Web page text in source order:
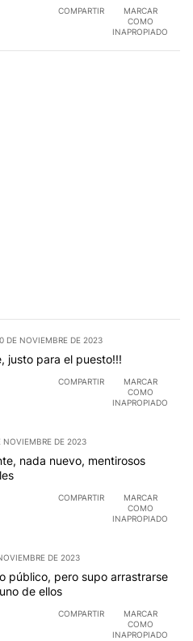
COMPARTIR
MARCAR
COMO
INAPROPIADO
DE NOVIEMBRE DE 2023
justo para el puesto!!!
COMPARTIR
MARCAR
COMO
INAPROPIADO
NOVIEMBRE DE 2023
nada nuevo, mentirosos
COMPARTIR
MARCAR
COMO
INAPROPIADO
DE 2023
público, pero supo arrastrarse
de ellos
COMPARTIR
MARCAR
COMO
INAPROPIADO